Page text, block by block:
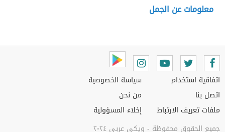
معلومات عن الجمل
اتفاقية استخدام
اتصل بنا
ملفات تعريف الارتباط
سياسة الخصوصية
من نحن
إخلاء المسؤولية
جميع الحقوق محفوظة - ويكي عربي ٢٠٢٤